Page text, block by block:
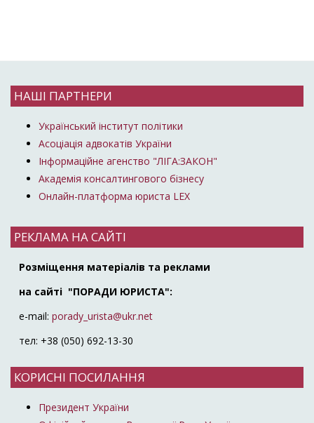
НАШІ ПАРТНЕРИ
Український інститут політики
Асоціація адвокатів України
Інформаційне агенство "ЛІГА:ЗАКОН"
Академія консалтингового бізнесу
Онлайн-платформа юриста LEX
РЕКЛАМА НА САЙТІ
Розміщення матеріалів та реклами
на сайті "ПОРАДИ ЮРИСТА":
e-mail: porady_urista@ukr.net
тел: +38 (050) 692-13-30
КОРИСНІ ПОСИЛАННЯ
Президент України